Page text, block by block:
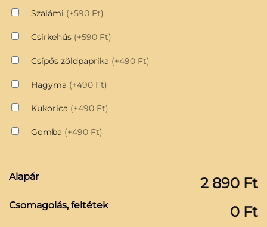
Szalámi (+590 Ft)
Csirkehús (+590 Ft)
Csípős zöldpaprika (+490 Ft)
Hagyma (+490 Ft)
Kukorica (+490 Ft)
Gomba (+490 Ft)
Alapár 2 890 Ft
Csomagolás, feltétek 0 Ft